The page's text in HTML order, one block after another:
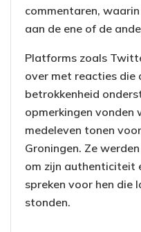
commentaren,
aan de ene of de
Platforms zoals
over met reacties die
betrokkenheid
opmerkingen vonden
medeleven tonen
Groningen. Ze
om zijn authenticiteit
spreken voor hen die
stonden.